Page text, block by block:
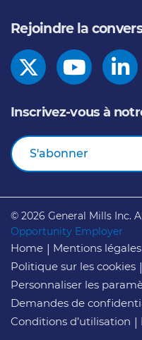
Rejoindre la
Inscrivez-vous à
S'abonner
© 2026 General Mills Inc.
Opportunity Employer
Home Mentions légales
Politique sur les cookies
Personnaliser les
Demandes de
Conditions d’utilisation